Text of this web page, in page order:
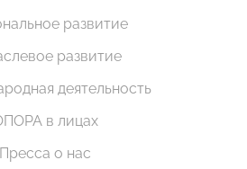
развитие
развитие
деятельность
в лицах
Пресса о нас